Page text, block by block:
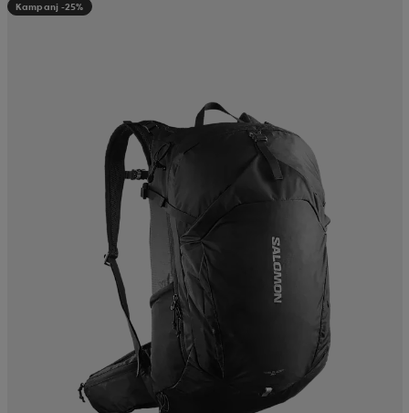
Kampanj -25%